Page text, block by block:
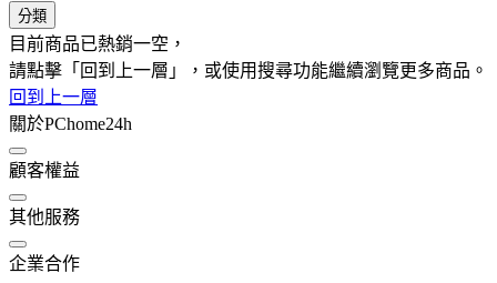
分類
目前商品已熱銷一空，
請點擊「回到上一層」，或使用搜尋功能繼續瀏覽更多商品。
回到上一層
關於PChome24h
顧客權益
其他服務
企業合作